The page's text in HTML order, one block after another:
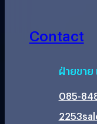
Contact
ฝ่ายขาย
085-
2253